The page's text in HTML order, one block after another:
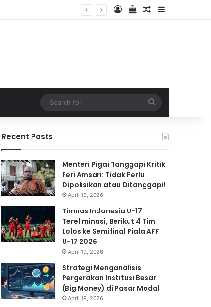
Log InView your
Random Article
Sidebar
for
Recent Posts
Menteri Pigai Tanggapi Kritik
Feri Amsari: Tidak Perlu
Dipolisikan atau Ditanggapi!
April 19, 2026
Timnas Indonesia U-17
Tereliminasi, Berikut 4 Tim
Lolos ke Semifinal Piala AFF
U-17 2026
April 19, 2026
Strategi Menganalisis
Pergerakan Institusi Besar
(Big Money) di Pasar Modal
April 19, 2026